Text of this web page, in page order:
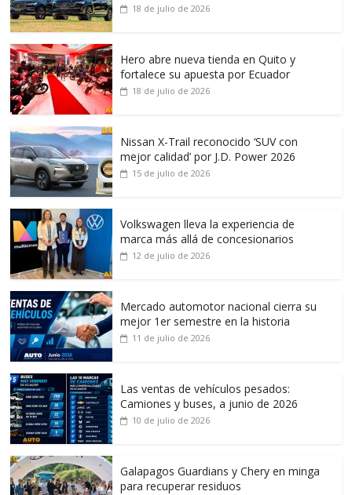
18 de julio de 2026
Hero abre nueva tienda en Quito y
fortalece su apuesta por Ecuador
18 de julio de 2026
Nissan X-Trail reconocido ‘SUV con
mejor calidad’ por J.D. Power 2026
15 de julio de 2026
Volkswagen lleva la experiencia de
marca más allá de concesionarios
12 de julio de 2026
Mercado automotor nacional cierra su
mejor 1er semestre en la historia
11 de julio de 2026
Las ventas de vehículos pesados:
Camiones y buses, a junio de 2026
10 de julio de 2026
Galapagos Guardians y Chery en minga
para recuperar residuos